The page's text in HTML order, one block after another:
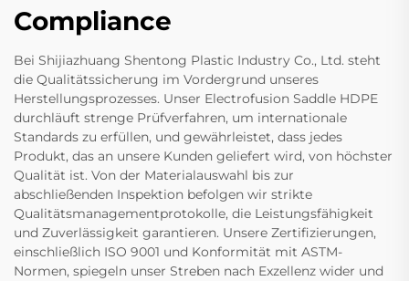
Compliance
Bei Shijiazhuang Shentong Plastic Industry Co., Ltd. steht
die Qualitätssicherung im Vordergrund unseres
Herstellungsprozesses. Unser Electrofusion Saddle HDPE
durchläuft strenge Prüfverfahren, um internationale
Standards zu erfüllen, und gewährleistet, dass jedes
Produkt, das an unsere Kunden geliefert wird, von höchster
Qualität ist. Von der Materialauswahl bis zur
abschließenden Inspektion befolgen wir strikte
Qualitätsmanagementprotokolle, die Leistungsfähigkeit
und Zuverlässigkeit garantieren. Unsere Zertifizierungen,
einschließlich ISO 9001 und Konformität mit ASTM-
Normen, spiegeln unser Streben nach Exzellenz wider und